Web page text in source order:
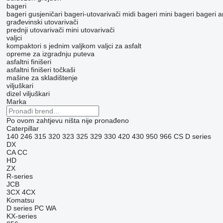
bageri
bageri gusjeničari bageri-utovarivači midi bageri mini bageri bageri
građevinski utovarivači
prednji utovarivači mini utovarivači
valjci
kompaktori s jednim valjkom valjci za asfalt
opreme za izgradnju puteva
asfaltni finišeri
asfaltni finišeri točkaši
mašine za skladištenje
viljuškari
dizel viljuškari
Marka
Po ovom zahtjevu ništa nije pronađeno
Caterpillar
140 246 315 320 323 325 329 330 420 430 950 966 CS D series
DX
CA CC
HD
ZX
R-series
JCB
3CX 4CX
Komatsu
D series PC WA
KX-series